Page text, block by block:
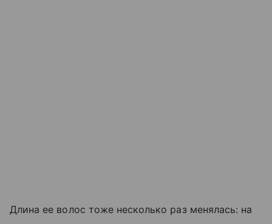
Длина ее волос тоже несколько раз менялась: на